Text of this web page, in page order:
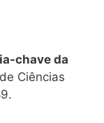
chave da
Ciências